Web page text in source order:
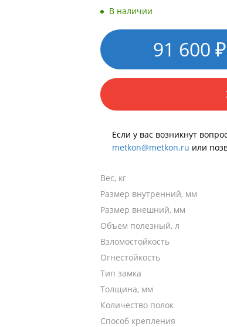
В наличии
91 600 ₽
Если у вас возникнут
metkon@metkon.ru или
Вес, кг
Размер внутренний, мм
Размер внешний, мм
Объем полезный, л
Взломостойкость
Огнестойкость
Тип замка
Толщина, мм
Количество полок
Способ крепления